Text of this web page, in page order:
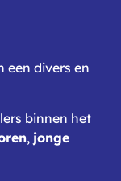
een divers en
binnen het
, jonge